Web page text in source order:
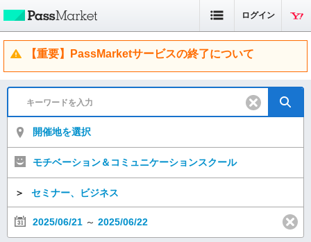
ログイン
【重要】PassMarketサービスの終了について
開催地を選択
モチベーション＆コミュニケーションスクール
＞ セミナー、ビジネス
2025/06/21 ～ 2025/06/22